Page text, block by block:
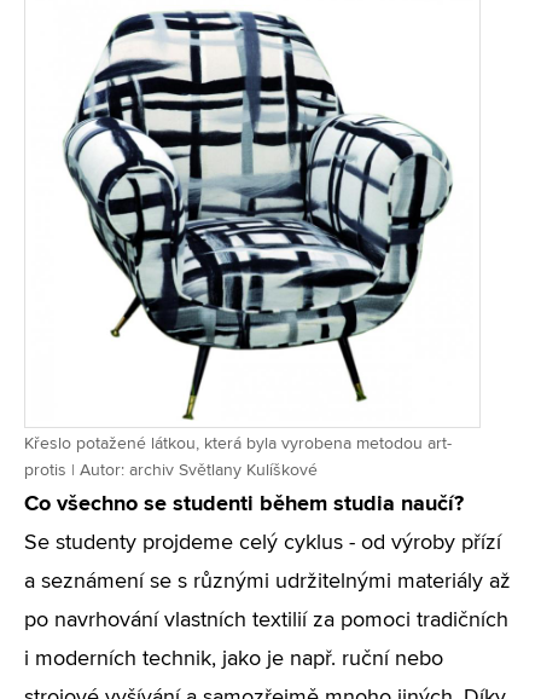
Křeslo potažené látkou, která byla vyrobena metodou art-
protis | Autor: archiv Světlany Kulíškové
Co všechno se studenti během studia naučí?
Se studenty projdeme celý cyklus - od výroby přízí
a seznámení se s různými udržitelnými materiály až
po navrhování vlastních textilií za pomoci tradičních
i moderních technik, jako je např. ruční nebo